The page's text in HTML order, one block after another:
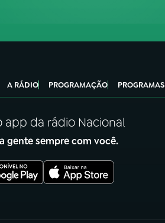
A RÁDIO PROGRAMAÇÃO PROGRAMAS
app da rádio Nacional
gente sempre com você.